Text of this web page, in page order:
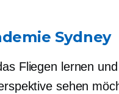
Sydney
Fliegen lernen
sehen